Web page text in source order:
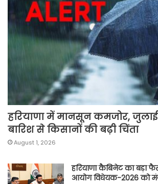
हरियाणा में मानसून कमजोर,
बारिश से किसानों की बढ़ी चिंता
August 1, 2026
हरियाणा कैबिनेट का बड़ा
आयोग विधेयक-2026 को